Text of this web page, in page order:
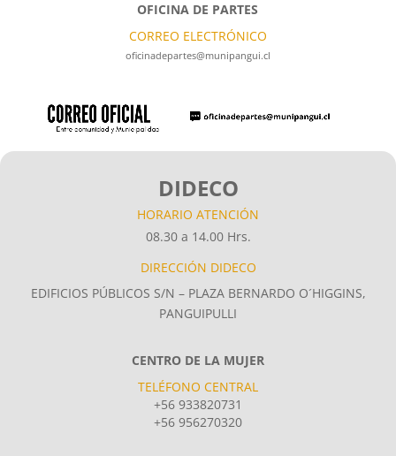
OFICINA DE PARTES
CORREO ELECTRÓNICO
oficinadepartes@munipangui.cl
DIDECO
HORARIO ATENCIÓN
08.30 a 14.00 Hrs.
DIRECCIÓN DIDECO
EDIFICIOS PÚBLICOS S/N – PLAZA BERNARDO O´HIGGINS,
PANGUIPULLI
CENTRO DE LA MUJER
TELÉFONO CENTRAL
+56 933820731
+56 956270320